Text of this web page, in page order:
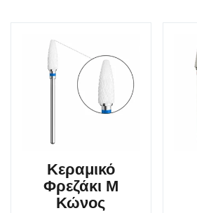
Κεραμικό
Φρεζάκι M
Κώνος